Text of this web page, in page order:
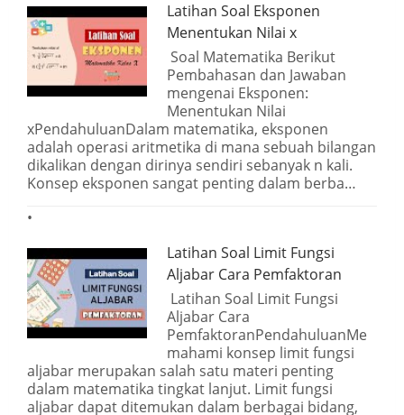
Latihan Soal Eksponen
Menentukan Nilai x
Soal Matematika Berikut
Pembahasan dan Jawaban
mengenai Eksponen:
Menentukan Nilai
xPendahuluanDalam matematika, eksponen
adalah operasi aritmetika di mana sebuah bilangan
dikalikan dengan dirinya sendiri sebanyak n kali.
Konsep eksponen sangat penting dalam berba…
Latihan Soal Limit Fungsi
Aljabar Cara Pemfaktoran
Latihan Soal Limit Fungsi
Aljabar Cara
PemfaktoranPendahuluanMe
mahami konsep limit fungsi
aljabar merupakan salah satu materi penting
dalam matematika tingkat lanjut. Limit fungsi
aljabar dapat ditemukan dalam berbagai bidang,